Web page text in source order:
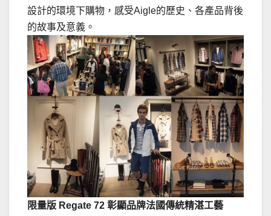
設計的環境下購物，感受Aigle的歷史、各產品背後
的故事及意義。
限量版 Regate 72 彰顯品牌法國傳統精湛工藝